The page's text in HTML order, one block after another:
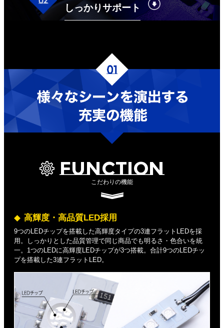
しっかりサポート
FUNCTION
こだわりの機能
高輝度・高品質LED採用
9つのLEDチップを搭載した高輝度タイプの3連フラットLEDを採
用。しっかりとした品質管理で同じ商品でも明るさ・色合いを統
一。1つのLEDに高輝度LEDチップが3つ搭載。合計9つのLEDチッ
プを搭載した3連フラットLED。